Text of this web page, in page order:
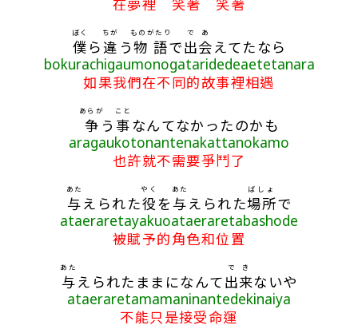
僕
ぼく
ら違
ちが
う物語
ものがたり
で出
で
会
あ
えてたなら
bokurachigaumonogataridedeaetetanara
如果我們在不同的故事裡相遇
争
あらが
う 事
こと
なんてなかったのかも
aragaukotonantenakattanokamo
也許就不需要爭鬥了
与
あた
えられた役
やく
を 与
あた
えられた場所
ばしょ
で
ataeraretayakuoataeraretabashode
被賦予的角色和位置
与
あた
えられたままになんて出
で
来
き
ないや
ataeraretamamaninantedekinaiya
不能只是接受命運